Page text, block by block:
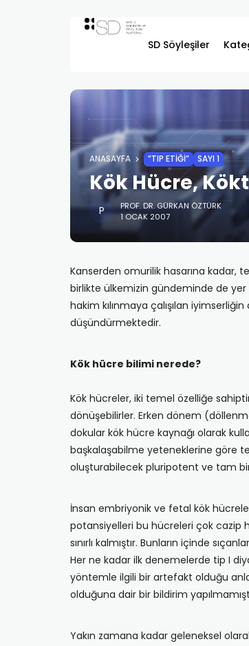
SD Söyleşiler
ANASAYFA ”TIP ETIĞI” SAYI 1
Kök Hücre,
PROF. DR. GÜRKAN ÖZTÜRK
1 OCAK 2007
Kanserden omurilik hasarına kadar,
birlikte ülkemizin gündeminde de
hakim kılınmaya çalışılan
düşündürmektedir.
Kök hücre bilimi nerede?
Kök hücreler, iki temel özelliğe
dönüşebilirler. Erken dönem
dokular kök hücre kaynağı olarak
başkalaşabilme yeteneklerine göre
oluşturabilecek pluripotent ve tam
İnsan embriyonik ve fetal kök
potansiyelleri bu hücreleri çok cazip
sınırlı kalmıştır. Bunların içinde
Her ne kadar ilk denemelerde tip I
yöntemle ilgili bir artefakt olduğu
olduğuna dair bir bildirim
Yakın zamana kadar geleneksel